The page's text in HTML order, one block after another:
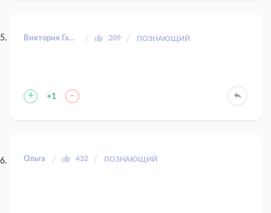
Виктория Гальперина 209 ПОЗНАЮЩИЙ
+ +1 -
Ольга 432 ПОЗНАЮЩИЙ